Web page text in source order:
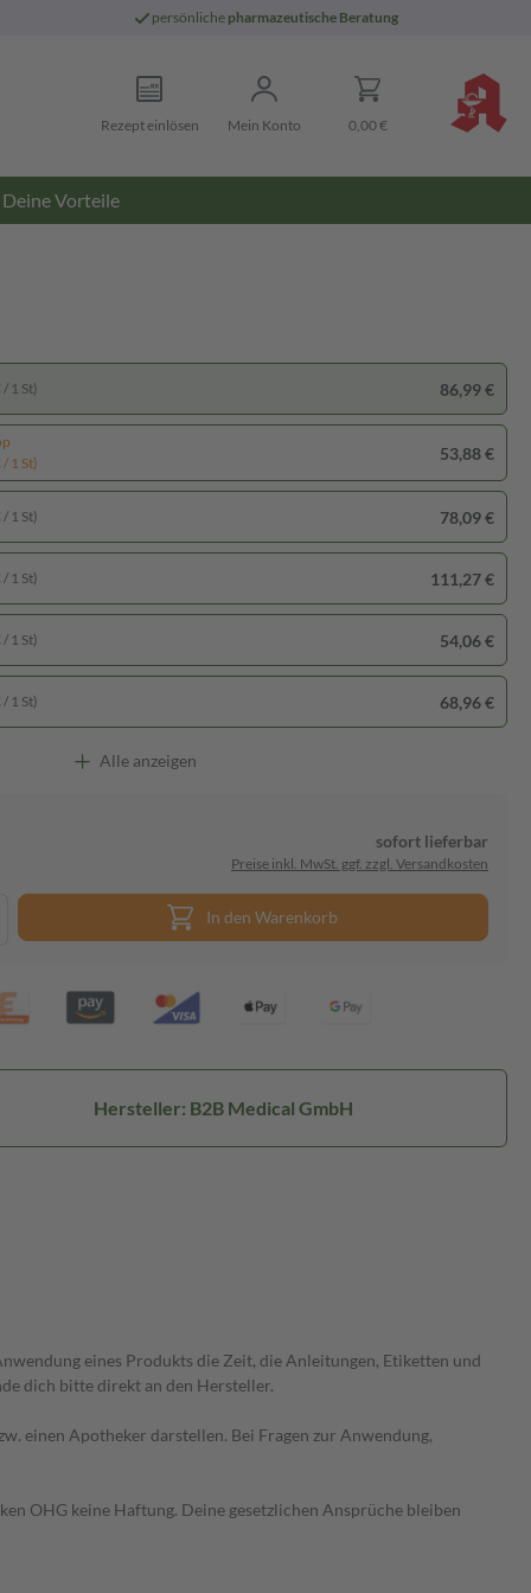
persönliche pharmazeutische Beratung
Rezept einlösen Mein Konto 0,00 €
Deine Vorteile
1 St)
53,88 €
1 St) 78,09 €
1 St) 86,99 €
1 St) 111,27 €
1 St) 54,06 €
1 St) 68,96 €
Alle anzeigen
sofort lieferbar
Preise inkl. MwSt. ggf. zzgl. Versandkosten
In den Warenkorb
Hersteller: B2B Medical GmbH
eines Produkts die Zeit, die Anleitungen, Etiketten und
dich bitte direkt an den Hersteller.
einen Apotheker darstellen. Bei Fragen zur Anwendung,
OHG keine Haftung. Deine gesetzlichen Ansprüche bleiben